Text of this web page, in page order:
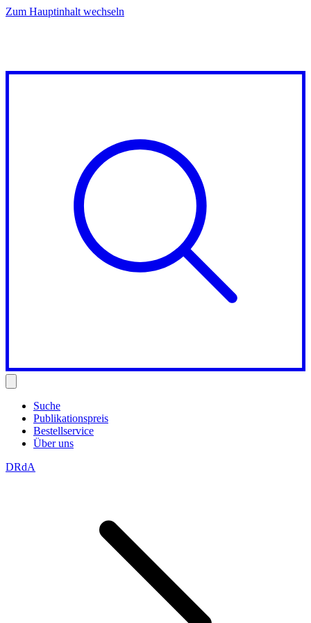
Zum Hauptinhalt wechseln
Suche
Publikationspreis
Bestellservice
Über uns
DRdA